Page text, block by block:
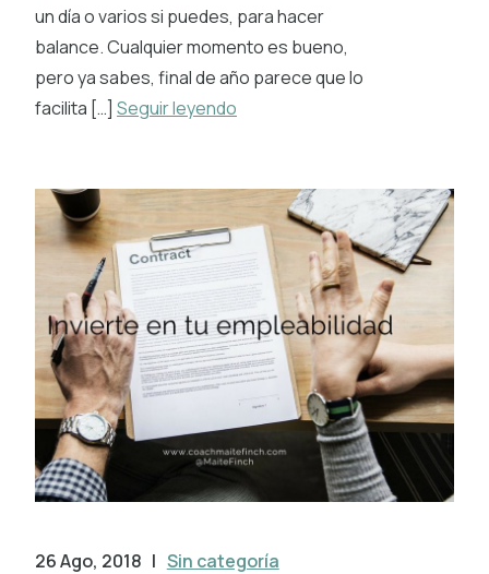
un día o varios si puedes, para hacer
balance. Cualquier momento es bueno,
pero ya sabes, final de año parece que lo
facilita […] Seguir leyendo
26 Ago, 2018 | Sin categoría